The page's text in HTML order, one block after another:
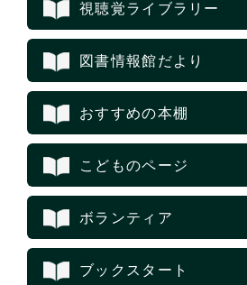
視聴覚ライブラリー
図書情報館だより
おすすめの本棚
こどものページ
ボランティア
ブックスタート